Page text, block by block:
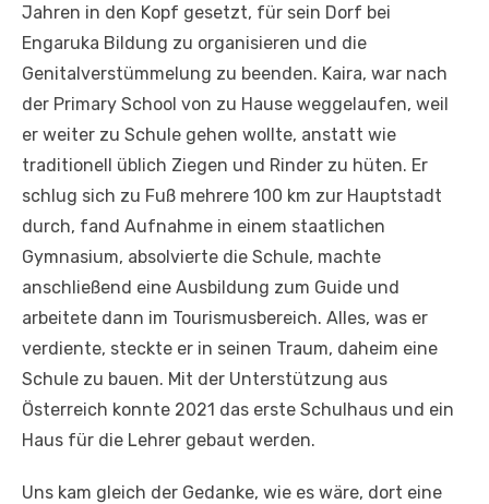
Jahren in den Kopf gesetzt, für sein Dorf bei
Engaruka Bildung zu organisieren und die
Genitalverstümmelung zu beenden. Kaira, war nach
der Primary School von zu Hause weggelaufen, weil
er weiter zu Schule gehen wollte, anstatt wie
traditionell üblich Ziegen und Rinder zu hüten. Er
schlug sich zu Fuß mehrere 100 km zur Hauptstadt
durch, fand Aufnahme in einem staatlichen
Gymnasium, absolvierte die Schule, machte
anschließend eine Ausbildung zum Guide und
arbeitete dann im Tourismusbereich. Alles, was er
verdiente, steckte er in seinen Traum, daheim eine
Schule zu bauen. Mit der Unterstützung aus
Österreich konnte 2021 das erste Schulhaus und ein
Haus für die Lehrer gebaut werden.
Uns kam gleich der Gedanke, wie es wäre, dort eine